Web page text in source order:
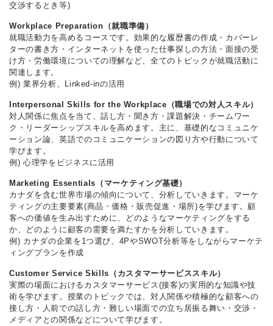
交渉するとき等)
Workplace Preparation（就職準備）
就職活動力を高めるコースです。効果的な履歴書の作成・カバーレ
ターの書き方・インターネットを使った仕事探しの方法・面接の受
け方・労働環境についての理解など、全てのトピックが就職活動に
関連します。
例) 業界分析、Linked-inの活用
Interpersonal Skills for the Workplace（職場での対人スキル）
対人関係に焦点を当て、話し方・聞き方・課題解決・チームワー
ク・リーダーシップスキルを高めます。主に、基礎的なコミュニケ
ーション論、英語でのコミュニケーションの図り方や行動について
学びます。
例) 心理学をビジネスに活用
Marketing Essentials（マーケティング基礎）
カナダを含む世界市場の傾向について、分析していきます。マーケ
ティングの主要要素(商品・価格・販売促進・場所)を学びます。顧
客への価値を生み出すために、どのようなマーケティングをする
か、どのように顧客の需要を満たすかを分析していきます。
例) カナダの企業を1つ選び、4PやSWOT分析等をしながらマーケテ
ィングプランを作成
Customer Service Skills（カスタマーサービススキル）
実際の場面におけるカスタマーサービス(接客)の実用的な知識や技
術を学びます。授業のトピックでは、対人関係や積極的な顧客への
接し方・人前での話し方・難しい場面での立ち居振る舞い・交渉・
メディアとの関係などについて学びます。